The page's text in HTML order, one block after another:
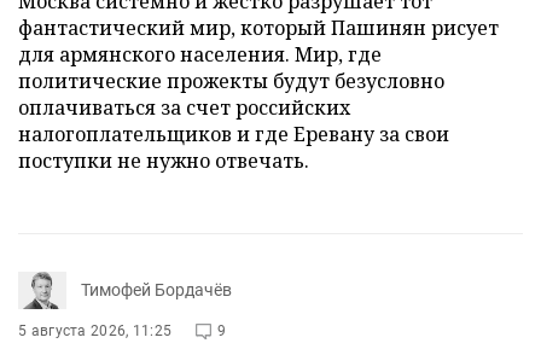
фантастический мир, который Пашинян рисует
для армянского населения. Мир, где
политические прожекты будут безусловно
оплачиваться за счет российских
налогоплательщиков и где Еревану за свои
поступки не нужно отвечать.
Тимофей Бордачёв
5 августа 2026, 11:25 9